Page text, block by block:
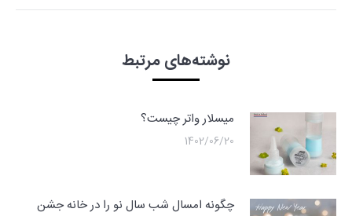
نوشته‌های مرتبط
میسلار واتر چیست؟
1402/06/20
چگونه امسال شب سال نو را در خانه جشن